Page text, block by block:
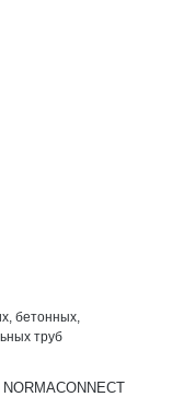
бетонных,
труб
NORMACONNECT